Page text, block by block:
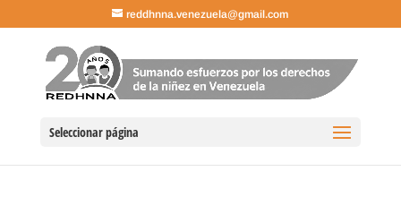
reddhnna.venezuela@gmail.com
Seleccionar página